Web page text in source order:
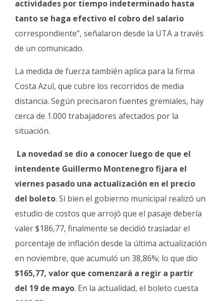
actividades por tiempo indeterminado hasta
tanto se haga efectivo el cobro del salario
correspondiente”, señalaron desde la UTA a través
de un comunicado.
La medida de fuerza también aplica para la firma
Costa Azul, que cubre los recorridos de media
distancia. Según precisaron fuentes gremiales, hay
cerca de 1.000 trabajadores afectados por la
situación.
La novedad se dio a conocer luego de que el
intendente Guillermo Montenegro fijara el
viernes pasado una actualización en el precio
del boleto. Si bien el gobierno municipal realizó un
estudio de costos que arrojó que el pasaje debería
valer $186,77, finalmente se decidió trasladar el
porcentaje de inflación desde la última actualización
en noviembre, que acumuló un 38,86%; lo que dio
$165,77, valor que comenzará a regir a partir
del 19 de mayo. En la actualidad, el boleto cuesta